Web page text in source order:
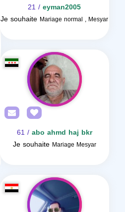
eyman2005
/ 21
Je souhaite Mariage normal , Mesyar
abo ahmd haj bkr
/ 61
Je souhaite Mariage Mesyar